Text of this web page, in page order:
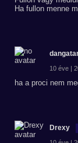
Ha fullon menne
10 éve |
ha a proci nem
Drexy